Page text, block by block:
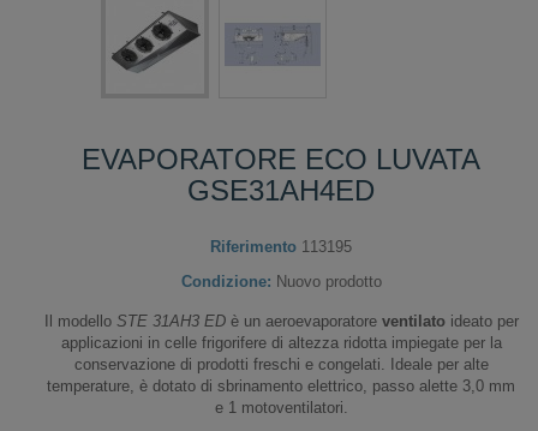
EVAPORATORE ECO LUVATA
GSE31AH4ED
Riferimento 113195
Condizione: Nuovo prodotto
Il modello STE 31AH3 ED è un aeroevaporatore ventilatoideato per
applicazioni in celle frigorifere di altezza ridotta impiegate per la
conservazione di prodotti freschi e congelati. Ideale per alte
temperature, è dotato di sbrinamento elettrico, passo alette 3,0 mm
e 1 motoventilatori.